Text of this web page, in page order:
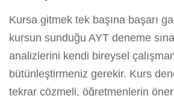
Kursa gitmek tek başına başarı
kursun sunduğu AYT deneme
analizlerini kendi bireysel
bütünleştirmeniz gerekir. Kurs
tekrar çözmeli, öğretmenlerin